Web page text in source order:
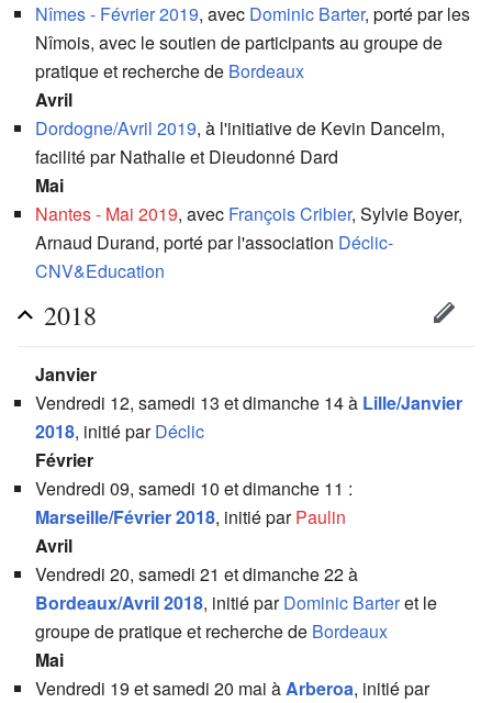
Nîmes - Février 2019, avec Dominic Barter, porté par les
Nîmois, avec le soutien de participants au groupe de
pratique et recherche de Bordeaux
Avril
Dordogne/Avril 2019, à l'initiative de Kevin Dancelm,
facilité par Nathalie et Dieudonné Dard
Mai
Nantes - Mai 2019, avec François Cribier, Sylvie Boyer,
Arnaud Durand, porté par l'association Déclic-
CNV&Education
2018
Janvier
Vendredi 12, samedi 13 et dimanche 14 à Lille/Janvier
2018, initié parDéclic
Février
Vendredi 09, samedi 10 et dimanche 11 :
Marseille/Février 2018, initié parPaulin
Avril
Vendredi 20, samedi 21 et dimanche 22 à
Bordeaux/Avril 2018, initié parDominic Barteret le
groupe de pratique et recherche de Bordeaux
Mai
Vendredi 19 et samedi 20 mai àArberoa, initié par